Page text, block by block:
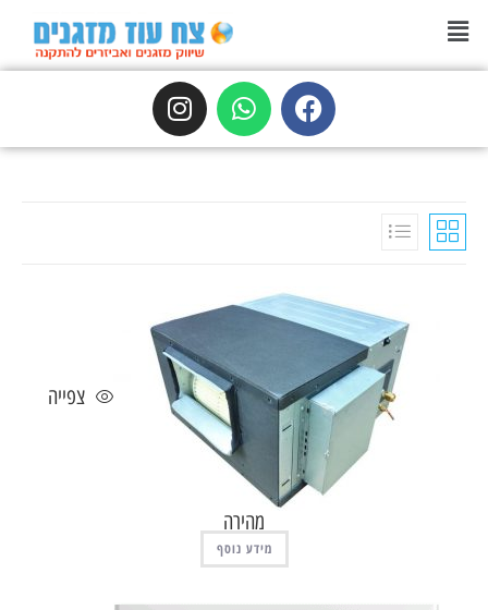
צפייה
מהירה
טורנדו,
,מזגני אינוורטר - טורנדו
סדרת מיני מרכזי Legend-WD-INV (אינוורטר)
מידע נוסף